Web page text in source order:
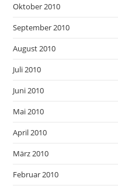
Oktober 2010
September 2010
August 2010
Juli 2010
Juni 2010
Mai 2010
April 2010
März 2010
Februar 2010